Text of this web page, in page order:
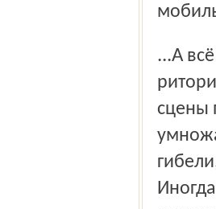
...А всё же удивительно: бравурно-оптимистическая
сцены